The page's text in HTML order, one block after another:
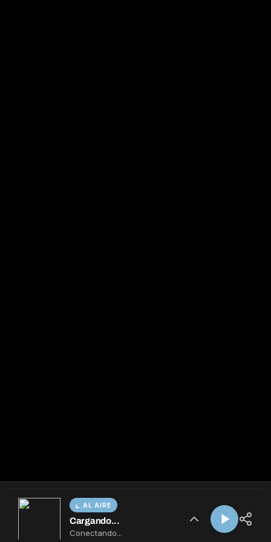
AL AIRE
Cargando...
Conectando...